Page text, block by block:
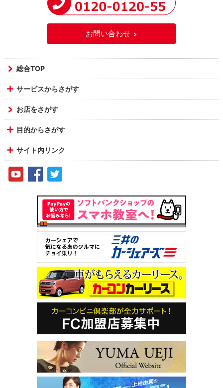
お問い合わせ
総合TOP
サービスからさがす
お店をさがす
目的からさがす
サイト内リンク